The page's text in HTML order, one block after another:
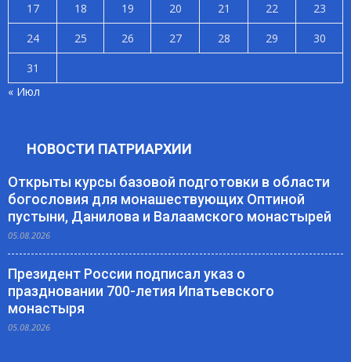
17
18 19 20 21 22
23
24
25 26 27 28 29
30
31
« Июл
НОВОСТИ ПАТРИАРХИИ
Открыты курсы базовой подготовки в области
богословия для монашествующих Оптиной
пустыни, Данилова и Валаамского монастырей
05.08.2026
Президент России подписал указ о
праздновании 700-летия Ипатьевского
монастыря
05.08.2026